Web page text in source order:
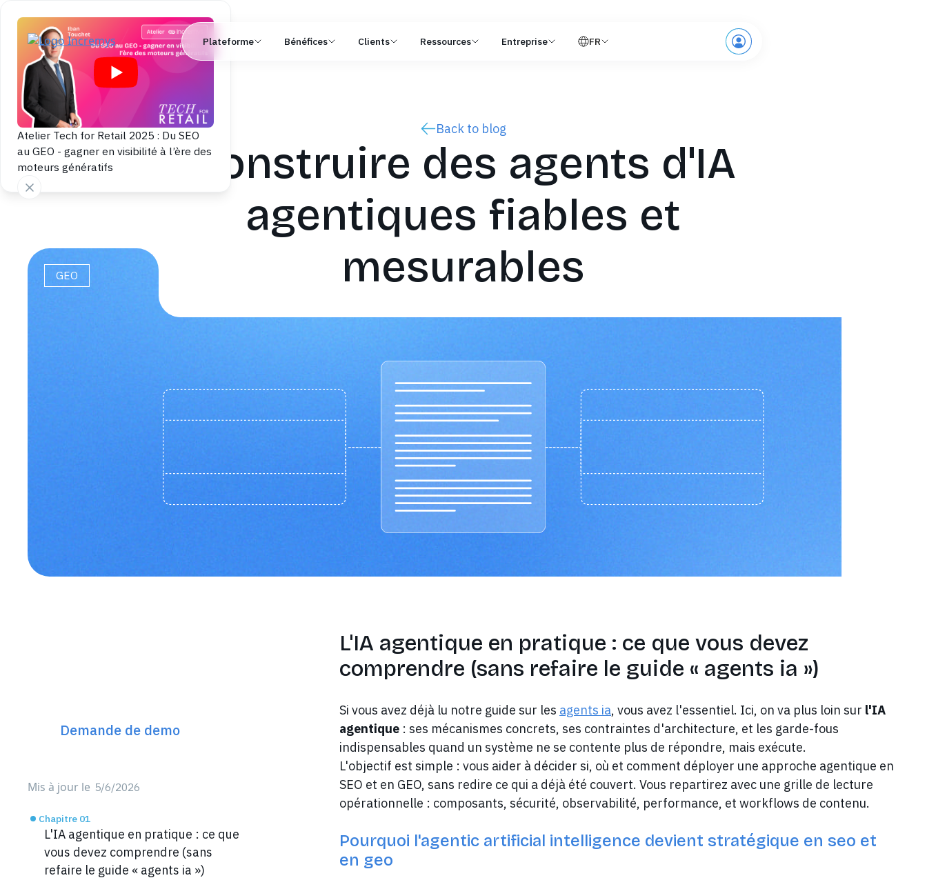
Plateforme Bénéfices Clients Ressources Entreprise FR
Atelier Tech for Retail 2025 : Du SEO
au GEO - gagner en visibilité à l’ère des
moteurs génératifs
Back to blog
Construire des agents d'IA
agentiques fiables et
mesurables
GEO
Demande de demo
Mis à jour le 5/6/2026
Chapitre 01
L'IA agentique en pratique : ce que
vous devez comprendre (sans
refaire le guide « agents ia »)
L'IA agentique en pratique : ce que vous devez
comprendre (sans refaire le guide « agents ia »)
Si vous avez déjà lu notre guide sur les agents ia, vous avez l'essentiel. Ici, on va plus loin sur l'IA
agentique: ses mécanismes concrets, ses contraintes d'architecture, et les garde-fous
indispensables quand un système ne se contente plus de répondre, mais exécute.
L'objectif est simple : vous aider à décider si, où et comment déployer une approche agentique en
SEO et en GEO, sans redire ce qui a déjà été couvert. Vous repartirez avec une grille de lecture
opérationnelle : composants, sécurité, observabilité, performance, et workflows de contenu.
Pourquoi l'agentic artificial intelligence devient stratégique en seo et
en geo